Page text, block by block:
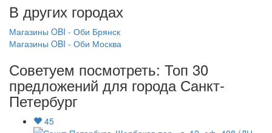
В других городах
Магазины OBI - Оби Брянск
Магазины OBI - Оби Москва
Советуем посмотреть: Топ 30
предложений для города Санкт-
Петербург
45